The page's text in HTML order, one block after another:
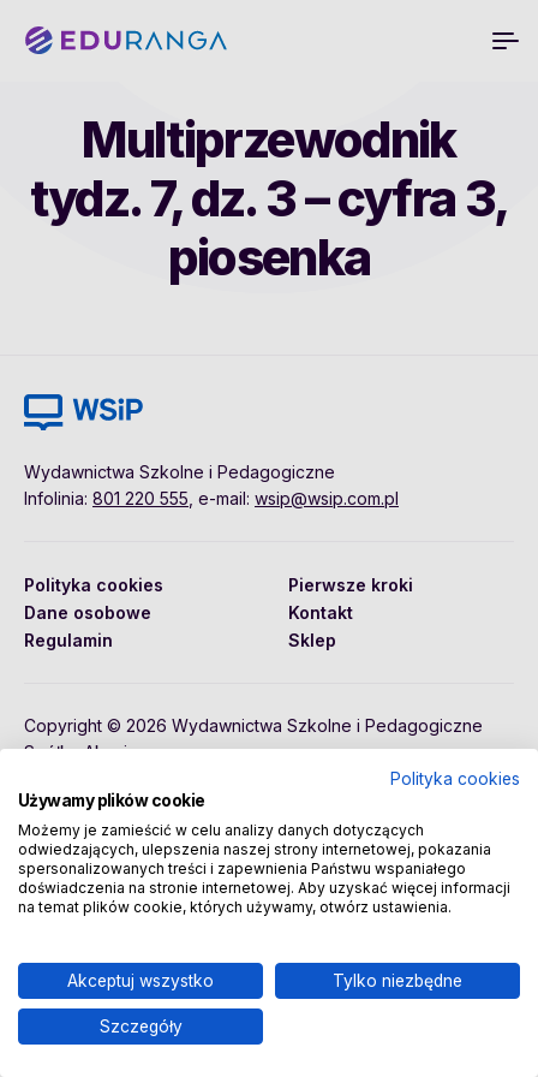
Multiprzewodnik
tydz. 7, dz. 3 – cyfra 3,
piosenka
Wydawnictwa Szkolne i Pedagogiczne
Infolinia: 801 220 555 , e-mail: wsip@wsip.com.pl
Polityka cookies
Dane osobowe
Regulamin
Pierwsze kroki
Kontakt
Sklep
Copyright © 2026 Wydawnictwa Szkolne i Pedagogiczne
Spółka Akcyjna
Polityka cookies
Używamy plików cookie
Możemy je zamieścić w celu analizy danych dotyczących
odwiedzających, ulepszenia naszej strony internetowej, pokazania
spersonalizowanych treści i zapewnienia Państwu wspaniałego
doświadczenia na stronie internetowej. Aby uzyskać więcej informacji
na temat plików cookie, których używamy, otwórz ustawienia.
Akceptuj wszystko Tylko niezbędne
Szczegóły